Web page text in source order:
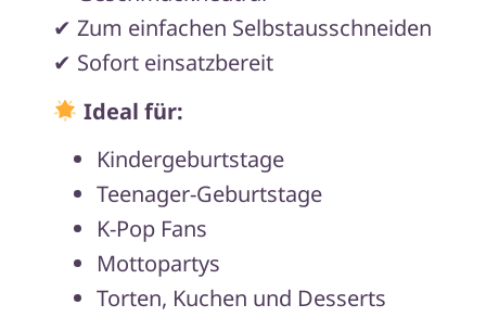
✔ Zum einfachen Selbstausschneiden
✔ Sofort einsatzbereit
Ideal für:
Kindergeburtstage
Teenager-Geburtstage
K-Pop Fans
Mottopartys
Torten, Kuchen und Desserts